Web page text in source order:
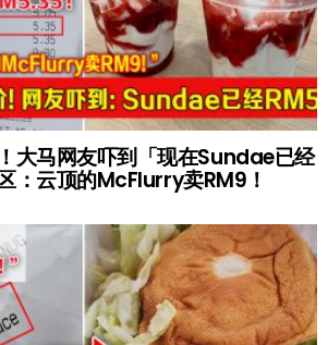
大马网友吓到「现在Sundae已经
：云顶的McFlurry卖RM9！